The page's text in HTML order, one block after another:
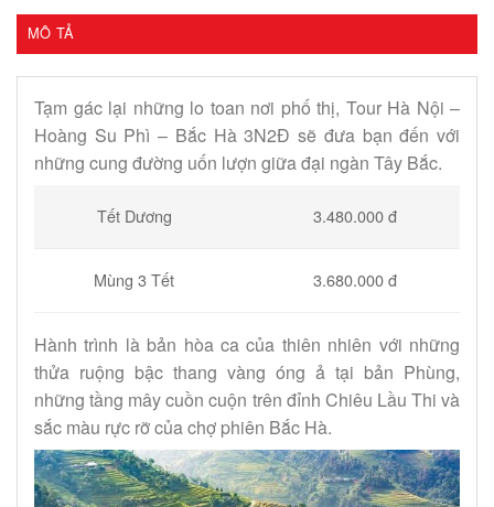
MÔ TẢ
Tạm gác lại những lo toan nơi phố thị, Tour Hà Nội –
Hoàng Su Phì – Bắc Hà 3N2Đ sẽ đưa bạn đến với
những cung đường uốn lượn giữa đại ngàn Tây Bắc.
Tết Dương 3.480.000 đ
Mùng 3 Tết 3.680.000 đ
Hành trình là bản hòa ca của thiên nhiên với những
thửa ruộng bậc thang vàng óng ả tại bản Phùng,
những tầng mây cuồn cuộn trên đỉnh Chiêu Lầu Thi và
sắc màu rực rỡ của chợ phiên Bắc Hà.